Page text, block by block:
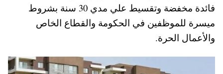
فائدة مخفضة وتقسيط علي مدي 30 سنة بشروط
ميسرة للموظفين في الحكومة والقطاع الخاص
والأعمال الحرة.